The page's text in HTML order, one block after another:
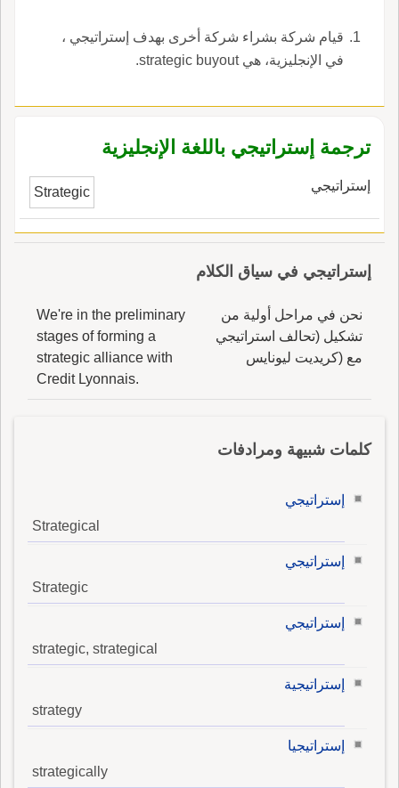
قيام شركة بشراء شركة أخرى بهدف إستراتيجي ،
في الإنجليزية، هي strategic buyout.
ترجمة إستراتيجي باللغة الإنجليزية
إستراتيجي Strategic
إستراتيجي في سياق الكلام
نحن في مراحل أولية من
تشكيل (تحالف استراتيجي
مع (كريديت ليونايس
We're in the preliminary
stages of forming a
strategic alliance with
Credit Lyonnais.
كلمات شبيهة ومرادفات
إستراتيجي
Strategical
إستراتيجي
Strategic
إستراتيجي
strategic, strategical
إستراتيجية
strategy
إستراتيجيا
strategically